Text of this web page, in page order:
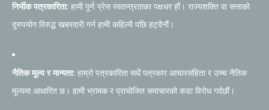
निर्भीक पत्रकारिता: हामी पूर्ण प्रेस स्वतन्त्रताका पक्षधर हौं। राज्यशक्ति वा सत्ताको
दुरुपयोग विरुद्ध खबरदारी गर्न हामी कहिल्यै पछि हट्दैनौं।
नैतिक मूल्य र मान्यता: हाम्रो पत्रकारिता सधैं पत्रकार आचारसंहिता र उच्च नैतिक
मूल्यमा आधारित छ। हामी भ्रामक र प्रायोजित समाचारको कडा विरोध गर्दछौं।